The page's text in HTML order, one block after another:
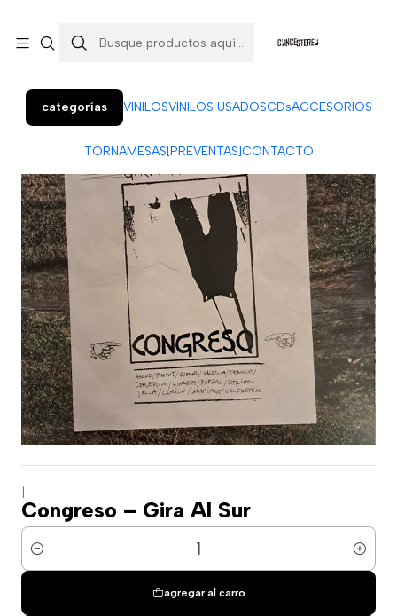
categorías VINILOSVINILOS USADOSCDsACCESORIOS
TORNAMESAS[PREVENTAS]CONTACTO
Congreso – Gira Al Sur
Cantidad
agregar al carro